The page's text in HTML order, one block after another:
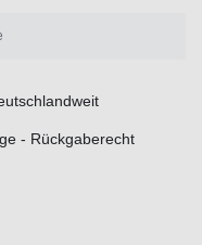
- Rückgaberecht